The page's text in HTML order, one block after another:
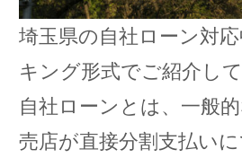
埼玉県の自社ローン対
キング形式でご紹介し
自社ローンとは、一般
売店が直接分割支払い